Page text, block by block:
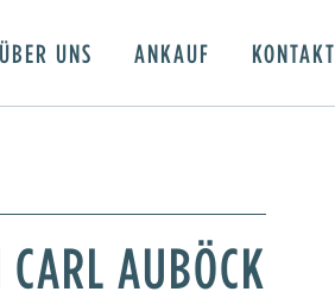
ÜBER UNS ANKAUF KONTAKT
AUBÖCK